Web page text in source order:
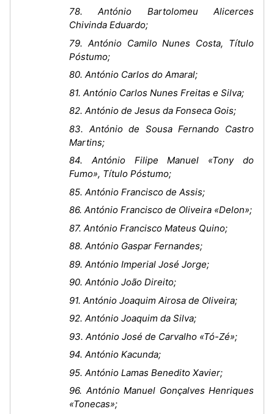
78. António Bartolomeu Alicerces
Chivinda Eduardo;
79. António Camilo Nunes Costa, Título
Póstumo;
80. António Carlos do Amaral;
81. António Carlos Nunes Freitas e Silva;
82. António de Jesus da Fonseca Gois;
83. António de Sousa Fernando Castro
Martins;
84. António Filipe Manuel «Tony do
Fumo», Título Póstumo;
85. António Francisco de Assis;
86. António Francisco de Oliveira «Delon»;
87. António Francisco Mateus Quino;
88. António Gaspar Fernandes;
89. António Imperial José Jorge;
90. António João Direito;
91. António Joaquim Airosa de Oliveira;
92. António Joaquim da Silva;
93. António José de Carvalho «Tó-Zé»;
94. António Kacunda;
95. António Lamas Benedito Xavier;
96. António Manuel Gonçalves Henriques
«Tonecas»;